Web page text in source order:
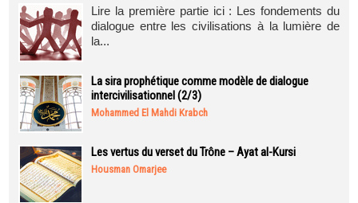
Lire la première partie ici : Les fondements du
dialogue entre les civilisations à la lumière de
la...
La sira prophétique comme modèle de dialogue
intercivilisationnel (2/3)
Mohammed El Mahdi Krabch
Les vertus du verset du Trône – Ayat al-Kursi
Housman Omarjee